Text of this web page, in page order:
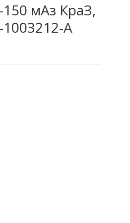
мАз КраЗ,
А